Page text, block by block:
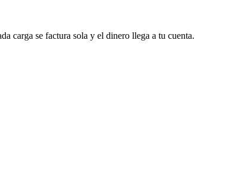
carga se factura sola y el dinero llega a tu cuenta.